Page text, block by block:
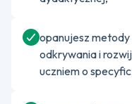
opanujesz
odkrywania i
uczniem o